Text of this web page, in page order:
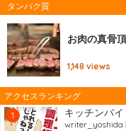
タンパク質
お肉の真骨頂
1,148 views
アクセスランキング
キッチンバ
writer_yoshida